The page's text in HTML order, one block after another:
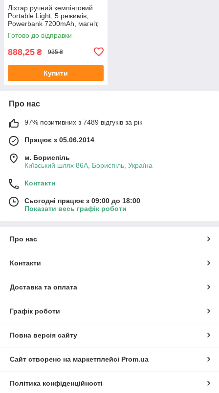
Ліхтар ручний кемпінговий
Portable Light, 5 режимів,
Powerbank 7200mAh, магніт,
IP65 Чорний
Готово до відправки
888,25 ₴ 935 ₴
Купити
Про нас
97% позитивних з 7489 відгуків за рік
Працює з 05.06.2014
м. Бориспіль
Київський шлях 86А, Бориспіль, Україна
Контакти
Сьогодні працює з 09:00 до 18:00
Показати весь графік роботи
Про нас
Контакти
Доставка та оплата
Графік роботи
Повна версія сайту
Сайт створено на маркетплейсі Prom.ua
Політика конфіденційності